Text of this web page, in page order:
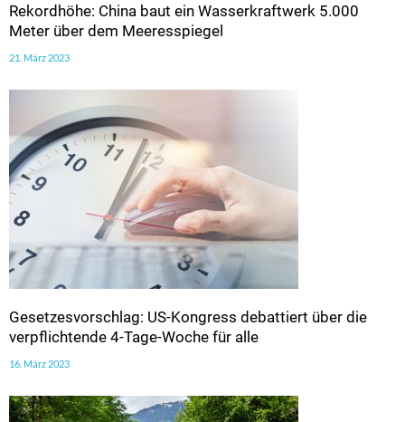
Rekordhöhe: China baut ein Wasserkraftwerk 5.000
Meter über dem Meeresspiegel
21. März 2023
Gesetzesvorschlag: US-Kongress debattiert über die
verpflichtende 4-Tage-Woche für alle
16. März 2023